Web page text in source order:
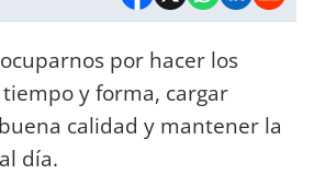
por hacer los
tiempo y forma, cargar
calidad y mantener la
día.